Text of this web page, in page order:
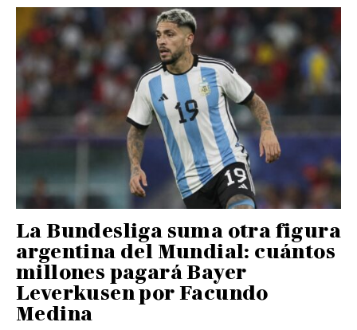
La Bundesliga suma otra figura
argentina del Mundial: cuántos
millones pagará Bayer
Leverkusen por Facundo
Medina